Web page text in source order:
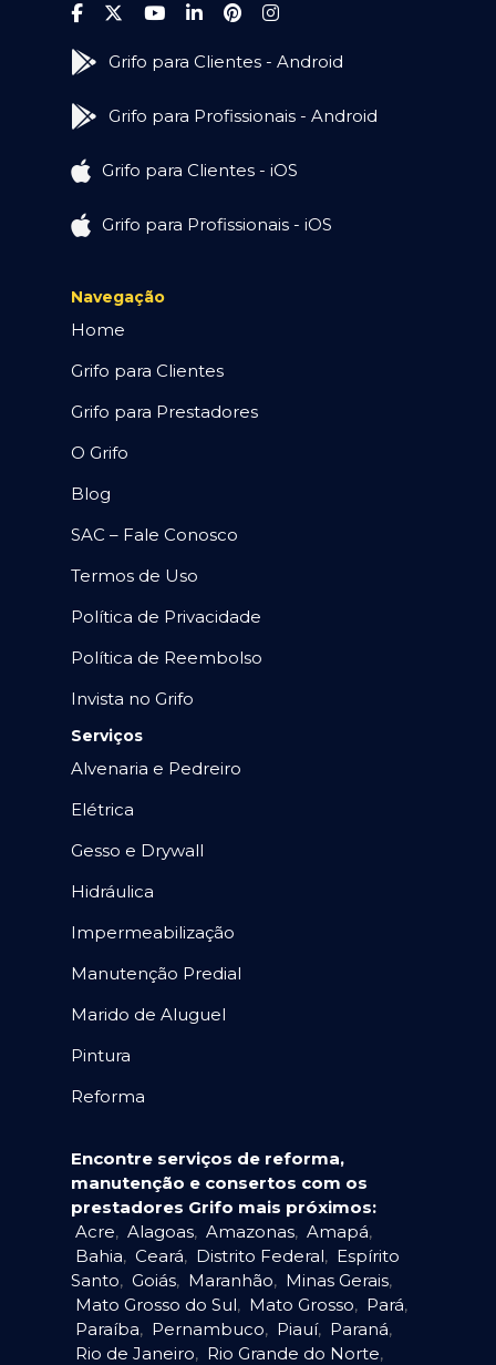
Grifo para Clientes - Android
Grifo para Profissionais - Android
Grifo para Clientes - iOS
Grifo para Profissionais - iOS
Navegação
Home
Grifo para Clientes
Grifo para Prestadores
O Grifo
Blog
SAC – Fale Conosco
Termos de Uso
Política de Privacidade
Política de Reembolso
Invista no Grifo
Serviços
Alvenaria e Pedreiro
Elétrica
Gesso e Drywall
Hidráulica
Impermeabilização
Manutenção Predial
Marido de Aluguel
Pintura
Reforma
Encontre serviços de reforma,
manutenção e consertos com os
prestadores Grifo mais próximos:
Acre, Alagoas, Amazonas, Amapá,
Bahia, Ceará, Distrito Federal, Espírito
Santo, Goiás, Maranhão, Minas Gerais,
Mato Grosso do Sul, Mato Grosso, Pará,
Paraíba, Pernambuco, Piauí, Paraná,
Rio de Janeiro, Rio Grande do Norte,